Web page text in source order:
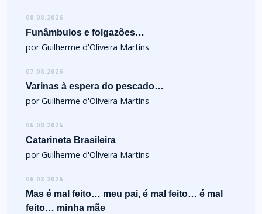
08.08.2026
Funâmbulos e folgazões…
por Guilherme d'Oliveira Martins
07.08.2026
Varinas à espera do pescado…
por Guilherme d'Oliveira Martins
06.08.2026
Catarineta Brasileira
por Guilherme d'Oliveira Martins
06.08.2026
Mas é mal feito… meu pai, é mal feito… é mal
feito… minha mãe